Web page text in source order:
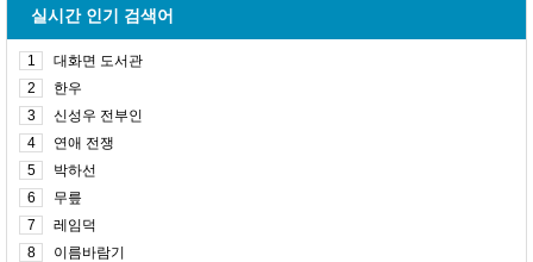
실시간 인기 검색어
1
대화면 도서관
2
한우
3
신성우 전부인
4
연애 전쟁
5
박하선
6
무릎
7
레임덕
8
이름바람기